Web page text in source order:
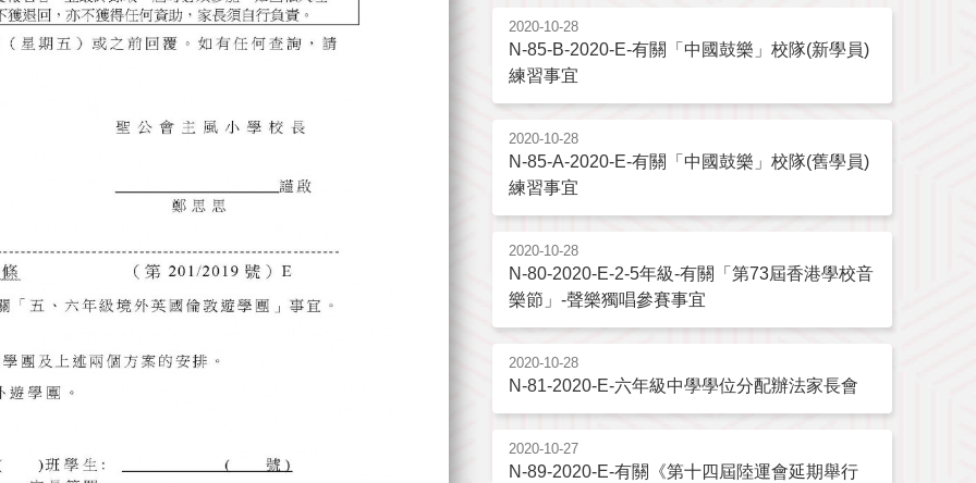
2020-10-28
N-85-B-2020-E-有關「中國鼓樂」校隊(新學員)
練習事宜
2020-10-28
N-85-A-2020-E-有關「中國鼓樂」校隊(舊學員)
練習事宜
2020-10-28
N-80-2020-E-2-5年級-有關「第73屆香港學校音
樂節」-聲樂獨唱參賽事宜
2020-10-28
N-81-2020-E-六年級中學學位分配辦法家長會
2020-10-27
N-89-2020-E-有關《第十四屆陸運會延期舉行